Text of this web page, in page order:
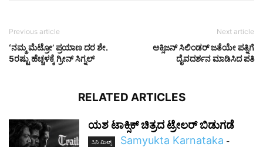
Previous article
ʻನಮ್ಮ ಮೆಟ್ರೋ‌ʼ ಪ್ರಯಾಣ ದರ ಶೇ.
5ರಷ್ಟು ಹೆಚ್ಚಳಕ್ಕೆ ಗ್ರೀನ್‌ ಸಿಗ್ನಲ್
Next article
ಆಕ್ಸಿಜನ್‌ ಸಿಲಿಂಡರ್‌ ಜತೆಯೇ ಪತ್ನಿಗೆ
ದೈವದರ್ಶನ ಮಾಡಿಸಿದ ಪತಿ
RELATED ARTICLES
ಯಶ ಟಾಕ್ಸಿಕ್ ಚಿತ್ರದ ಟ್ರೇಲರ್ ಬಿಡುಗಡೆ
ಸಿನಿ ಮಿಲ್ಸ್ Samyukta Karnataka -